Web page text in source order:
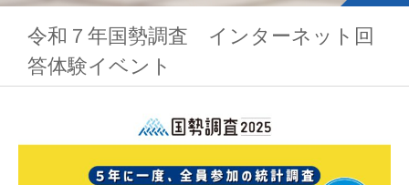
令和７年国勢調査 インターネット回
答体験イベント